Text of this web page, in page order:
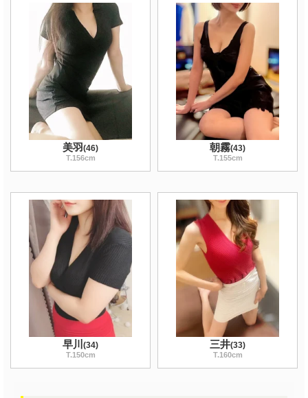
美羽 (46)
T.156cm
朝霧(43)
T.155cm
早川 (34)
T.150cm
三井(33)
T.160cm